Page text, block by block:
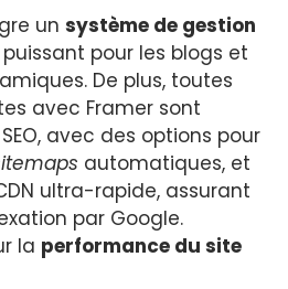
un système de gestion
puissant pour les blogs et
De plus, toutes
avec Framer sont
avec des options pour
automatiques, et
ultra-rapide, assurant
par Google.
la performance du site